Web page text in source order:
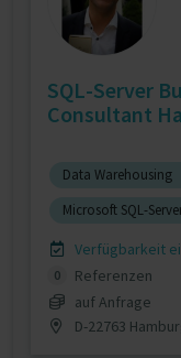
SQL-Server
Consultant
Data Warehousing
Microsoft SQL-
Verfügbarkeit
0
Referenzen
auf Anfrage
D-22763